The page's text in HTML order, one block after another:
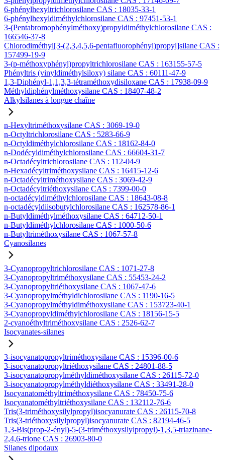
6-phénylhexyltrichlorosilane CAS : 18035-33-1
6-phénylhexyldiméthylchlorosilane CAS : 97451-53-1
3-(Pentabromophénylméthoxy)propyldiméthylchlorosilane CAS :
166546-37-8
Chlorodiméthyl[3-(2,3,4,5,6-pentafluorophényl)propyl]silane CAS :
157499-19-9
3-(p-méthoxyphényl)propyltrichlorosilane CAS : 163155-57-5
Phényltris (vinyldiméthylsiloxy) silane CAS : 60111-47-9
1,3-Diphényl-1,1,3,3-tétraméthoxydisiloxane CAS : 17938-09-9
Méthyldiphénylméthoxysilane CAS : 18407-48-2
Alkylsilanes à longue chaîne
n-Hexyltriméthoxysilane CAS : 3069-19-0
n-Octyltrichlorosilane CAS : 5283-66-9
n-Octyldiméthylchlorosilane CAS : 18162-84-0
n-Dodécyldiméthylchlorosilane CAS : 66604-31-7
n-Octadécyltrichlorosilane CAS : 112-04-9
n-Hexadécyltriméthoxysilane CAS : 16415-12-6
n-Octadécyltriméthoxysilane CAS : 3069-42-9
n-Octadécyltriéthoxysilane CAS : 7399-00-0
n-octadécyldiméthylchlorosilane CAS : 18643-08-8
n-octadécyldiisobutylchlorosilane CAS : 162578-86-1
n-Butyldiméthylméthoxysilane CAS : 64712-50-1
n-Butyldiméthylchlorosilane CAS : 1000-50-6
n-Butyltriméthoxysilane CAS : 1067-57-8
Cyanosilanes
3-Cyanopropyltrichlorosilane CAS : 1071-27-8
3-Cyanopropyltriméthoxysilane CAS : 55453-24-2
3-Cyanopropyltriéthoxysilane CAS : 1067-47-6
3-Cyanopropylméthyldichlorosilane CAS : 1190-16-5
3-Cyanopropylméthyldiméthoxysilane CAS : 153723-40-1
3-Cyanopropyldiméthylchlorosilane CAS : 18156-15-5
2-cyanoéthyltriméthoxysilane CAS : 2526-62-7
Isocyanates-silanes
3-isocyanatopropyltriméthoxysilane CAS : 15396-00-6
3-isocyanatopropyltriéthoxysilane CAS : 24801-88-5
3-isocyanatopropylméthyldiméthoxysilane CAS : 26115-72-0
3-isocyanatopropylméthyldiéthoxysilane CAS : 33491-28-0
Isocyanatométhyltriméthoxysilane CAS : 78450-75-6
Isocyanatométhyltriéthoxysilane CAS : 132112-76-6
Tris(3-triméthoxysilylpropyl)isocyanurate CAS : 26115-70-8
Tris(3-triéthoxysilylpropyl)isocyanurate CAS : 82194-46-5
1,3-Bis(prop-2-ényl)-5-(3-triméthoxysilylpropyl)-1,3,5-triazinane-
2,4,6-trione CAS : 26903-80-0
Silanes dipodaux